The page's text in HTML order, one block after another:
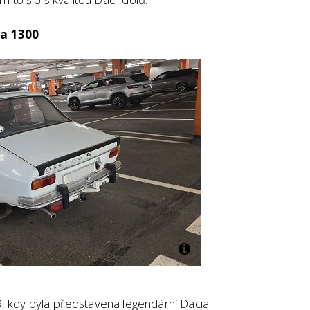
1300
byla představena legendární Dacia